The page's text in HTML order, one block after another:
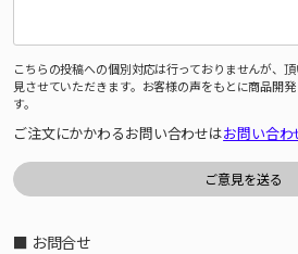
こちらの投稿への個別対応は行っておりませんが、
見させていただきます。お客様の声をもとに商品開
す。
ご注文にかかわるお問い合わせはお問い合わ
■ お問合せ